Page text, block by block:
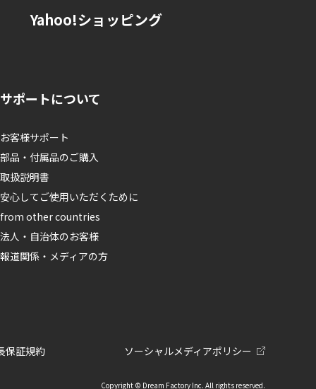
Yahoo!ショッピング
サポートについて
お客様サポート
部品・付属品のご購入
取扱説明書
安心してご使用いただくために
from other countries
法人・自治体のお客様
報道関係・メディアの方
保証規約 ソーシャルメディアポリシー
Copyright © Dream Factory Inc. All rights reserved.